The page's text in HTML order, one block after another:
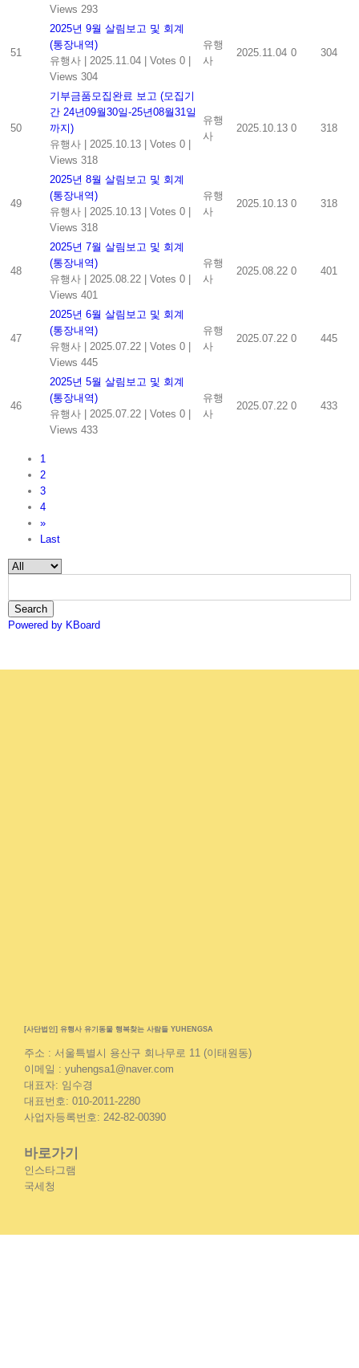
Views 293
51
2025년 9월 살림보고 및 회계
(통장내역)
유행사 | 2025.11.04 | Votes 0 |
Views 304
유행
사
2025.11.04 0 304
50
기부금품모집완료 보고 (모집기
간 24년09월30일-25년08월31일
까지)
유행사 | 2025.10.13 | Votes 0 |
Views 318
유행
사
2025.10.13 0 318
49
2025년 8월 살림보고 및 회계
(통장내역)
유행사 | 2025.10.13 | Votes 0 |
Views 318
유행
사
2025.10.13 0 318
48
2025년 7월 살림보고 및 회계
(통장내역)
유행사 | 2025.08.22 | Votes 0 |
Views 401
유행
사
2025.08.22 0 401
47
2025년 6월 살림보고 및 회계
(통장내역)
유행사 | 2025.07.22 | Votes 0 |
Views 445
유행
사
2025.07.22 0 445
46
2025년 5월 살림보고 및 회계
(통장내역)
유행사 | 2025.07.22 | Votes 0 |
Views 433
유행
사
2025.07.22 0 433
1
2
3
4
»
Last
Search
Powered by KBoard
[사단법인] 유행사 유기동물 행복찾는 사람들 YUHENGSA
주소 : 서울특별시 용산구 회나무로 11 (이태원동)
이메일 : yuhengsa1@naver.com
대표자: 임수경
대표번호: 010-2011-2280
사업자등록번호: 242-82-00390
바로가기
인스타그램
국세청